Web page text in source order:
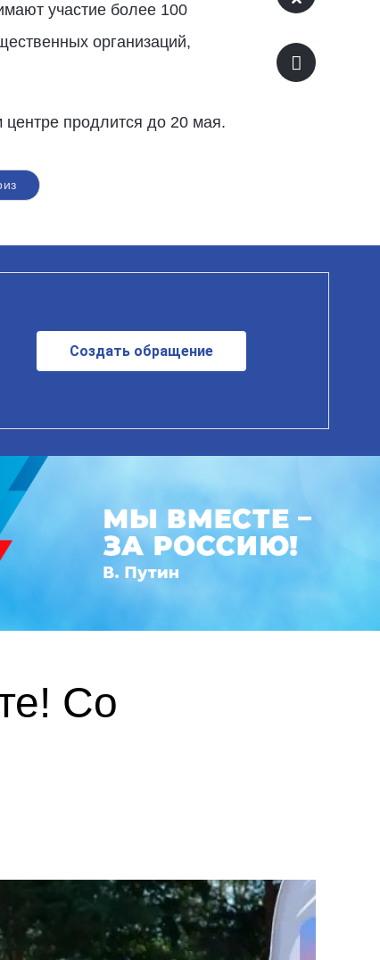
участие более 100
организаций,
продлится до 20 мая.
Создать обращение
Со